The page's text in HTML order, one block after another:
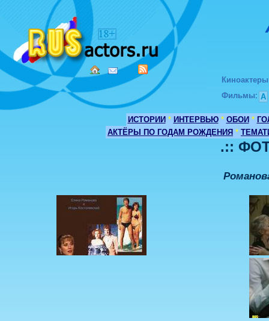
Киноактеры
Фильмы: А
ИСТОРИИ * ИНТЕРВЬЮ * ОБОИ *
АКТЁРЫ ПО ГОДАМ РОЖДЕНИЯ *
.::